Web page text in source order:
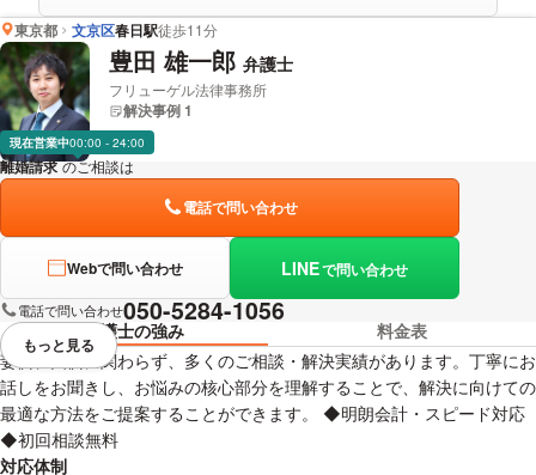
東京都 文京区春日駅徒歩11分
豊田 雄一郎 弁護士
フリューゲル法律事務所
解決事例 1
現在営業中00:00 - 24:00
離婚請求 のご相談は
電話で問い合わせ
Webで問い合わせ LINEで問い合わせ
電話で問い合わせ050-5284-1056
弁護士の強み
料金表
妻側、夫側に関わらず、多くのご相談・解決実績があります。丁寧にお
話しをお聞きし、お悩みの核心部分を理解することで、解決に向けての
最適な方法をご提案することができます。 ◆明朗会計・スピード対応
◆初回相談無料
対応体制
視覚的に省略されている要素を
もっと見る